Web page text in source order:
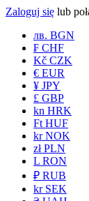
Zaloguj się lub
лв. BGN
₣ CHF
Kč CZK
€ EUR
¥ JPY
£ GBP
kn HRK
Ft HUF
kr NOK
zł PLN
L RON
₽ RUB
kr SEK